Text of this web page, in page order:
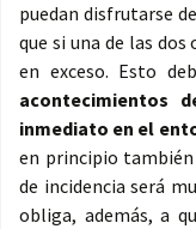
puedan disfrutarse
que si una de las
en exceso. Esto
acontecimientos
inmediato en el
en principio también
de incidencia será
obliga, además, a